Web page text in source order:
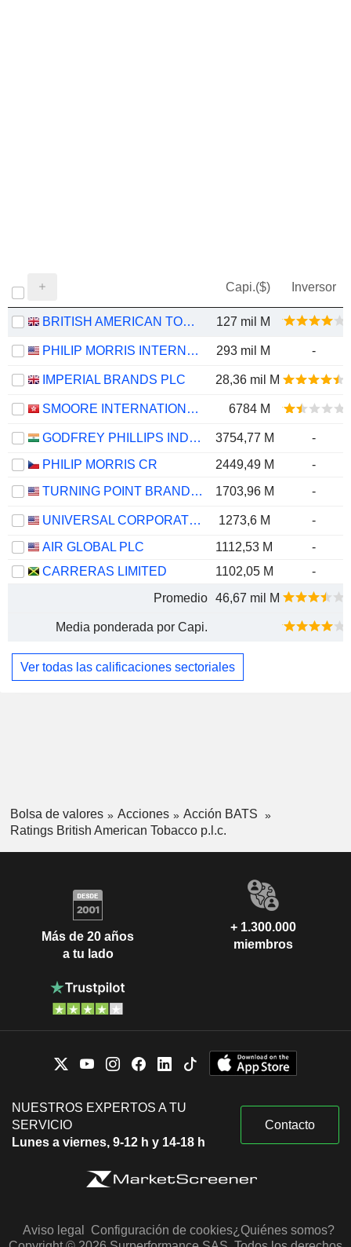
Capi.($) Inversor
BRITISH AMERICAN TOBACCO P.L.C. 127 mil M
PHILIP MORRIS INTERNATIONAL, INC. 293 mil M -
IMPERIAL BRANDS PLC 28,36 mil M
SMOORE INTERNATIONAL HOLDINGS LIMITED 6784 M
GODFREY PHILLIPS INDIA LIMITED 3754,77 M
-
PHILIP MORRIS CR
2449,49 M
-
TURNING POINT BRANDS, INC.
1703,96 M -
UNIVERSAL CORPORATION 1273,6 M
-
AIR GLOBAL PLC
1112,53 M
-
CARRERAS LIMITED
1102,05 M
-
Promedio 46,67 mil M
Media ponderada por Capi.
Ver todas las calificaciones sectoriales
Bolsa de valores Acciones
Acción BATS
Ratings British American Tobacco p.l.c.
Más de 20 años
a tu lado
+ 1.300.000
miembros
NUESTROS EXPERTOS A TU
SERVICIO
Lunes a viernes, 9-12 h y 14-18 h
Contacto
Aviso legal Configuración de cookies¿Quiénes somos?